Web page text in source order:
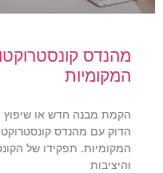
מהנדס
המקומיות
הקמת מבנה חדש או שיפוץ
הדוק עם מהנדס
המקומיות. תפקידו של
והיציבות